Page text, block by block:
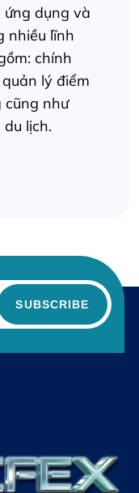
ứng dụng và
nhiều lĩnh
chính
lý điểm
cũng như
lịch.
SUBSCRIBE